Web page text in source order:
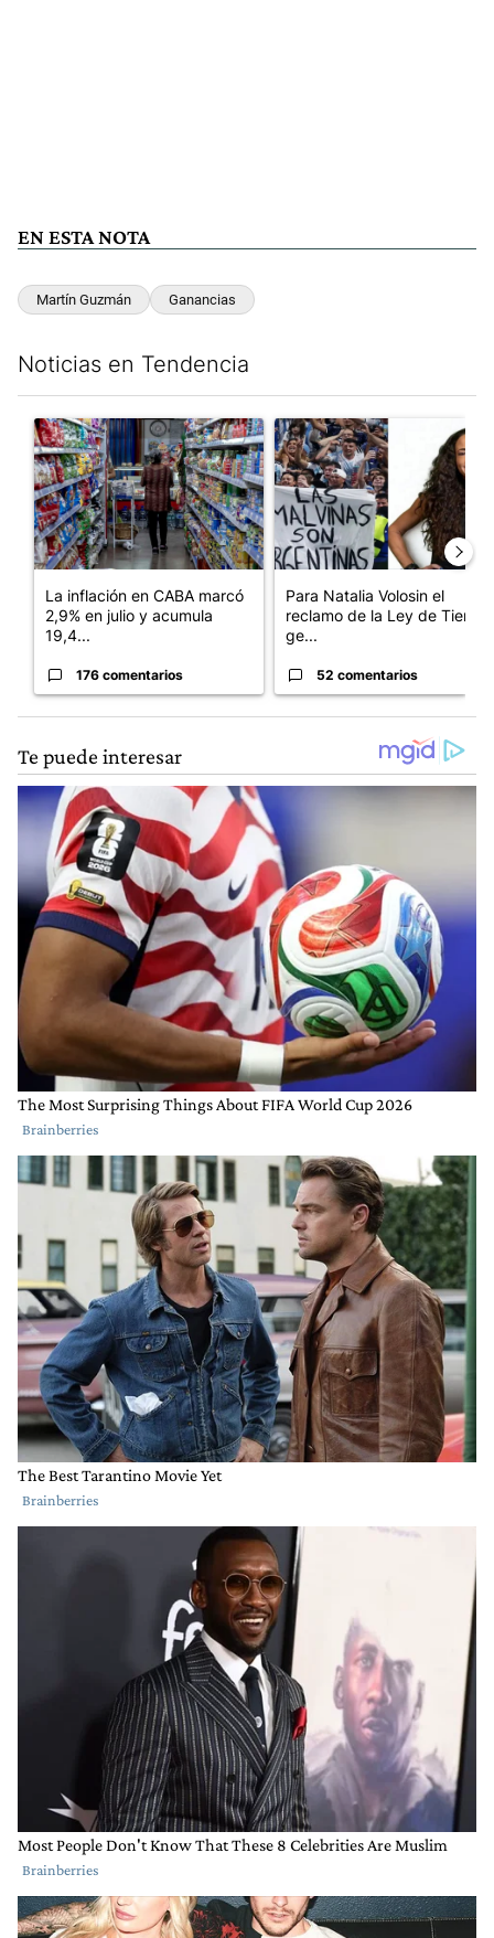
EN ESTA NOTA
Martín Guzmán Ganancias
Noticias en Tendencia
Un artículo de tendencia con el título "La inflación en CABA
La inflación en CABA marcó
2,9% en julio y acumula
19,4...
176 comentarios
Un artículo de tendencia con
Para Natalia Volosin el
reclamo de la Ley de Tierras
ge...
52 comentarios